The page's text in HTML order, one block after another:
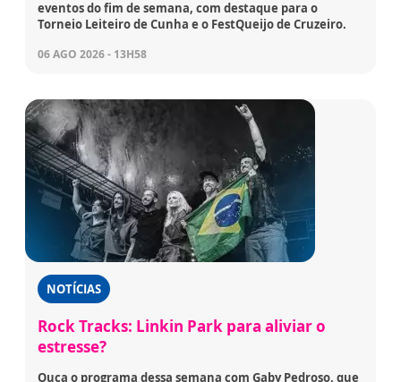
eventos do fim de semana, com destaque para o
Torneio Leiteiro de Cunha e o FestQueijo de Cruzeiro.
06 AGO 2026 - 13H58
NOTÍCIAS
Rock Tracks: Linkin Park para aliviar o
estresse?
Ouça o programa dessa semana com Gaby Pedroso, que